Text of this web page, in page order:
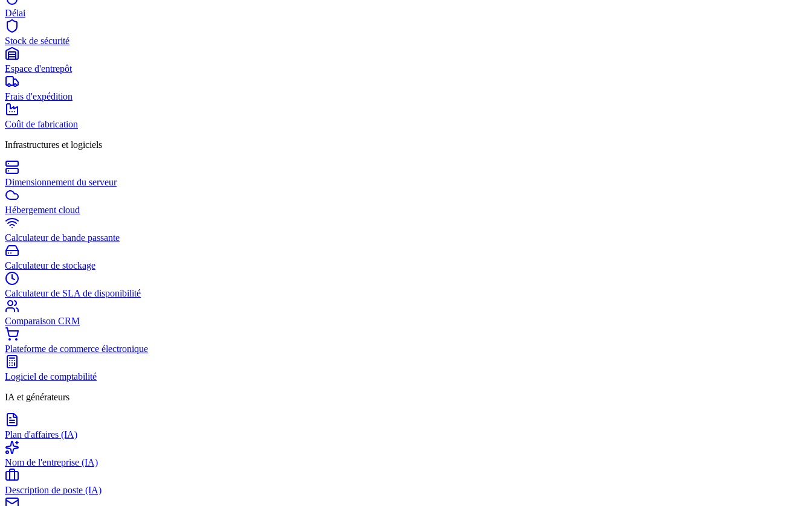
Délai
Stock de sécurité
Espace d'entrepôt
Frais d'expédition
Coût de fabrication
Infrastructures et logiciels
Dimensionnement du serveur
Hébergement cloud
Calculateur de bande passante
Calculateur de stockage
Calculateur de SLA de disponibilité
Comparaison CRM
Plateforme de commerce électronique
Logiciel de comptabilité
IA et générateurs
Plan d'affaires (IA)
Nom de l'entreprise (IA)
Description de poste (IA)